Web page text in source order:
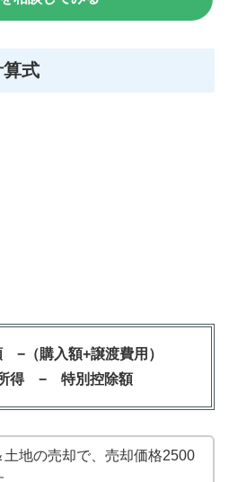
式
−（購入額+譲渡費用）
得 − 特別控除額
土地の売却で、売却価格2500